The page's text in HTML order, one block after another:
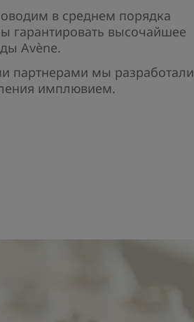
в среднем порядка
гарантировать высочайшее
Avène.
партнерами мы разработали
имплювием.